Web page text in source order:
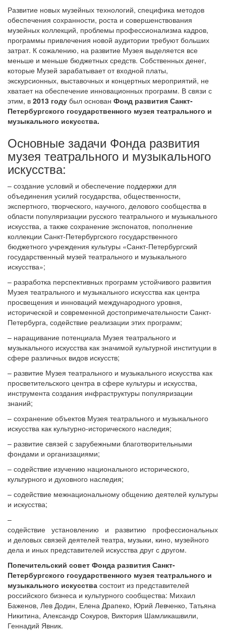
Развитие новых музейных технологий, специфика методов
обеспечения сохранности, роста и совершенствования
музейных коллекций, проблемы профессионализма кадров,
программы привлечения новой аудитории требуют больших
затрат. К сожалению, на развитие Музея выделяется все
меньше и меньше бюджетных средств. Собственных денег,
которые Музей зарабатывает от входной платы,
экскурсионных, выставочных и концертных мероприятий, не
хватает на обеспечение инновационных программ. В связи с
этим, в 2013 году был основан Фонд развития Санкт-
Петербургского государственного музея театрального и
музыкального искусства.
Основные задачи Фонда развития
музея театрального и музыкального
искусства:
– создание условий и обеспечение поддержки для
объединения усилий государства, общественности,
экспертного, творческого, научного, делового сообщества в
области популяризации русского театрального и музыкального
искусства, а также сохранение экспонатов, пополнение
коллекции Санкт-Петербургского государственного
бюджетного учреждения культуры «Санкт-Петербургский
государственный музей театрального и музыкального
искусства»;
– разработка перспективных программ устойчивого развития
Музея театрального и музыкального искусства как центра
просвещения и инноваций международного уровня,
исторической и современной достопримечательности Санкт-
Петербурга, содействие реализации этих программ;
– наращивание потенциала Музея театрального и
музыкального искусства как значимой культурной институции в
сфере различных видов искусств;
– развитие Музея театрального и музыкального искусства как
просветительского центра в сфере культуры и искусства,
инструмента создания инфраструктуры популяризации
знаний;
– сохранение объектов Музея театрального и музыкального
искусства как культурно-исторического наследия;
– развитие связей с зарубежными благотворительными
фондами и организациями;
– содействие изучению национального исторического,
культурного и духовного наследия;
– содействие межнациональному общению деятелей культуры
и искусства;
–
содействие установлению и развитию профессиональных
и деловых связей деятелей театра, музыки, кино, музейного
дела и иных представителей искусства друг с другом.
Попечительский совет Фонда развития Санкт-
Петербургского государственного музея театрального и
музыкального искусства состоит из представителей
российского бизнеса и культурного сообщества: Михаил
Баженов, Лев Додин, Елена Драпеко, Юрий Левченко, Татьяна
Никитина, Александр Сокуров, Виктория Шамликашвили,
Геннадий Явник.